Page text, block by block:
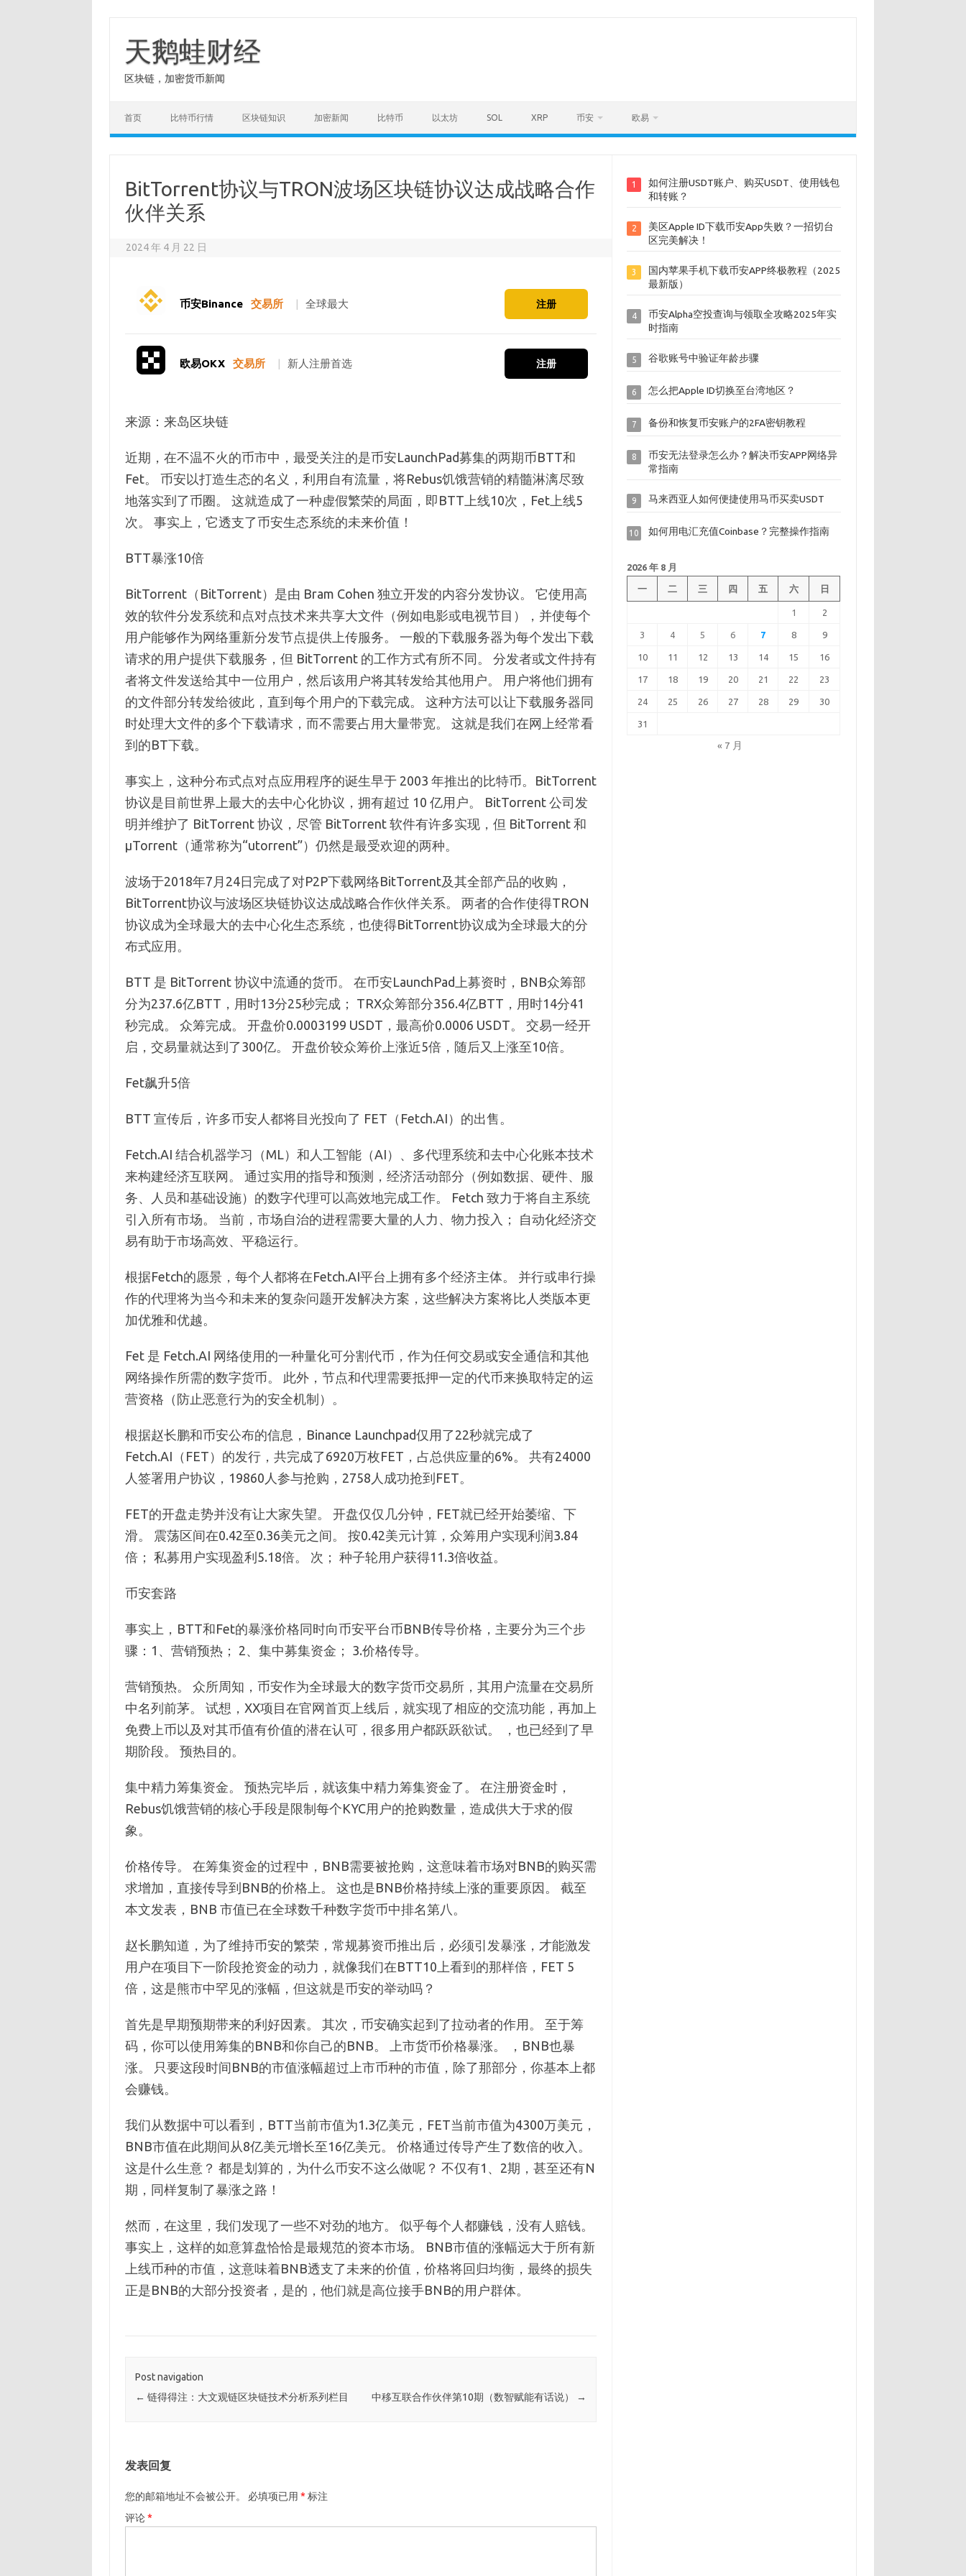
content
天鹅蛙财经
区块链，加密货币新闻
首页 比特币行情 区块链知识 加密新闻 比特币 以太坊 SOL XRP 币安 欧易
BitTorrent协议与TRON波场区块链协议达成战略合作
伙伴关系
2024 年 4 月 22 日
币安Binance 交易所 | 全球最大 注册
欧易OKX 交易所 | 新人注册首选 注册
来源：来岛区块链
近期，在不温不火的币市中，最受关注的是币安LaunchPad募集的两期币BTT和
Fet。 币安以打造生态的名义，利用自有流量，将Rebus饥饿营销的精髓淋漓尽致
地落实到了币圈。 这就造成了一种虚假繁荣的局面，即BTT上线10次，Fet上线5
次。 事实上，它透支了币安生态系统的未来价值！
BTT暴涨10倍
BitTorrent（BitTorrent）是由 Bram Cohen 独立开发的内容分发协议。 它使用高
效的软件分发系统和点对点技术来共享大文件（例如电影或电视节目），并使每个
用户能够作为网络重新分发节点提供上传服务。 一般的下载服务器为每个发出下载
请求的用户提供下载服务，但 BitTorrent 的工作方式有所不同。 分发者或文件持有
者将文件发送给其中一位用户，然后该用户将其转发给其他用户。 用户将他们拥有
的文件部分转发给彼此，直到每个用户的下载完成。 这种方法可以让下载服务器同
时处理大文件的多个下载请求，而不需要占用大量带宽。 这就是我们在网上经常看
到的BT下载。
事实上，这种分布式点对点应用程序的诞生早于 2003 年推出的比特币。BitTorrent
协议是目前世界上最大的去中心化协议，拥有超过 10 亿用户。 BitTorrent 公司发
明并维护了 BitTorrent 协议，尽管 BitTorrent 软件有许多实现，但 BitTorrent 和
μTorrent（通常称为“utorrent”）仍然是最受欢迎的两种。
波场于2018年7月24日完成了对P2P下载网络BitTorrent及其全部产品的收购，
BitTorrent协议与波场区块链协议达成战略合作伙伴关系。 两者的合作使得TRON
协议成为全球最大的去中心化生态系统，也使得BitTorrent协议成为全球最大的分
布式应用。
BTT 是 BitTorrent 协议中流通的货币。 在币安LaunchPad上募资时，BNB众筹部
分为237.6亿BTT，用时13分25秒完成； TRX众筹部分356.4亿BTT，用时14分41
秒完成。 众筹完成。 开盘价0.0003199 USDT，最高价0.0006 USDT。 交易一经开
启，交易量就达到了300亿。 开盘价较众筹价上涨近5倍，随后又上涨至10倍。
Fet飙升5倍
BTT 宣传后，许多币安人都将目光投向了 FET（Fetch.AI）的出售。
Fetch.AI 结合机器学习（ML）和人工智能（AI）、多代理系统和去中心化账本技术
来构建经济互联网。 通过实用的指导和预测，经济活动部分（例如数据、硬件、服
务、人员和基础设施）的数字代理可以高效地完成工作。 Fetch 致力于将自主系统
引入所有市场。 当前，市场自治的进程需要大量的人力、物力投入； 自动化经济交
易有助于市场高效、平稳运行。
根据Fetch的愿景，每个人都将在Fetch.AI平台上拥有多个经济主体。 并行或串行操
作的代理将为当今和未来的复杂问题开发解决方案，这些解决方案将比人类版本更
加优雅和优越。
Fet 是 Fetch.AI 网络使用的一种量化可分割代币，作为任何交易或安全通信和其他
网络操作所需的数字货币。 此外，节点和代理需要抵押一定的代币来换取特定的运
营资格（防止恶意行为的安全机制）。
根据赵长鹏和币安公布的信息，Binance Launchpad仅用了22秒就完成了
Fetch.AI（FET）的发行，共完成了6920万枚FET，占总供应量的6%。 共有24000
人签署用户协议，19860人参与抢购，2758人成功抢到FET。
FET的开盘走势并没有让大家失望。 开盘仅仅几分钟，FET就已经开始萎缩、下
滑。 震荡区间在0.42至0.36美元之间。 按0.42美元计算，众筹用户实现利润3.84
倍； 私募用户实现盈利5.18倍。 次； 种子轮用户获得11.3倍收益。
币安套路
事实上，BTT和Fet的暴涨价格同时向币安平台币BNB传导价格，主要分为三个步
骤：1、营销预热； 2、集中募集资金； 3.价格传导。
营销预热。 众所周知，币安作为全球最大的数字货币交易所，其用户流量在交易所
中名列前茅。 试想，XX项目在官网首页上线后，就实现了相应的交流功能，再加上
免费上币以及对其币值有价值的潜在认可，很多用户都跃跃欲试。 ，也已经到了早
期阶段。 预热目的。
集中精力筹集资金。 预热完毕后，就该集中精力筹集资金了。 在注册资金时，
Rebus饥饿营销的核心手段是限制每个KYC用户的抢购数量，造成供大于求的假
象。
价格传导。 在筹集资金的过程中，BNB需要被抢购，这意味着市场对BNB的购买需
求增加，直接传导到BNB的价格上。 这也是BNB价格持续上涨的重要原因。 截至
本文发表，BNB 市值已在全球数千种数字货币中排名第八。
赵长鹏知道，为了维持币安的繁荣，常规募资币推出后，必须引发暴涨，才能激发
用户在项目下一阶段抢资金的动力，就像我们在BTT10上看到的那样倍，FET 5
倍，这是熊市中罕见的涨幅，但这就是币安的举动吗？
首先是早期预期带来的利好因素。 其次，币安确实起到了拉动者的作用。 至于筹
码，你可以使用筹集的BNB和你自己的BNB。 上市货币价格暴涨。 ，BNB也暴
涨。 只要这段时间BNB的市值涨幅超过上市币种的市值，除了那部分，你基本上都
会赚钱。
我们从数据中可以看到，BTT当前市值为1.3亿美元，FET当前市值为4300万美元，
BNB市值在此期间从8亿美元增长至16亿美元。 价格通过传导产生了数倍的收入。
这是什么生意？ 都是划算的，为什么币安不这么做呢？ 不仅有1、2期，甚至还有N
期，同样复制了暴涨之路！
然而，在这里，我们发现了一些不对劲的地方。 似乎每个人都赚钱，没有人赔钱。
事实上，这样的如意算盘恰恰是最规范的资本市场。 BNB市值的涨幅远大于所有新
上线币种的市值，这意味着BNB透支了未来的价值，价格将回归均衡，最终的损失
正是BNB的大部分投资者，是的，他们就是高位接手BNB的用户群体。
Post navigation
← 链得得注：大文观链区块链技术分析系列栏目 中移互联合作伙伴第10期（数智赋能有话说） →
发表回复
您的邮箱地址不会被公开。 必填项已用 * 标注
评论*
1
如何注册USDT账户、购买USDT、使用钱包
和转账？
2
美区Apple ID下载币安App失败？一招切台
区完美解决！
3
国内苹果手机下载币安APP终极教程（2025
最新版）
4
币安Alpha空投查询与领取全攻略2025年实
时指南
5 谷歌账号中验证年龄步骤
6 怎么把Apple ID切换至台湾地区？
7 备份和恢复币安账户的2FA密钥教程
8
币安无法登录怎么办？解决币安APP网络异
常指南
9 马来西亚人如何便捷使用马币买卖USDT
10 如何用电汇充值Coinbase？完整操作指南
2026 年 8 月
一 二 三 四 五 六 日
1 2
3 4 5 6 7 8 9
10 11 12 13 14 15 16
17 18 19 20 21 22 23
24 25 26 27 28 29 30
31
« 7 月